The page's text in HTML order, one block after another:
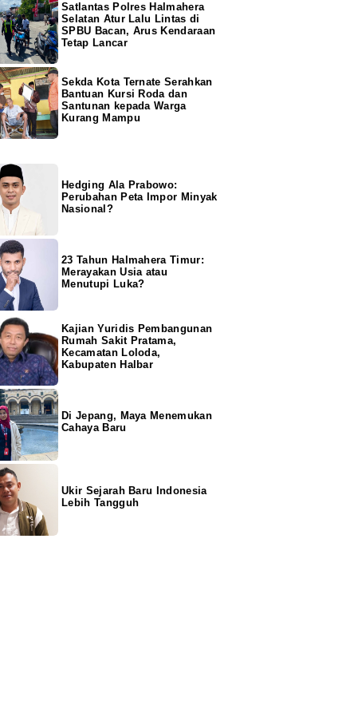
Satlantas Polres Halmahera
Selatan Atur Lalu Lintas di
SPBU Bacan, Arus Kendaraan
Tetap Lancar
Sekda Kota Ternate Serahkan
Bantuan Kursi Roda dan
Santunan kepada Warga
Kurang Mampu
Hedging Ala Prabowo:
Perubahan Peta Impor Minyak
Nasional?
23 Tahun Halmahera Timur:
Merayakan Usia atau
Menutupi Luka?
Kajian Yuridis Pembangunan
Rumah Sakit Pratama,
Kecamatan Loloda,
Kabupaten Halbar
Di Jepang, Maya Menemukan
Cahaya Baru
Ukir Sejarah Baru Indonesia
Lebih Tangguh